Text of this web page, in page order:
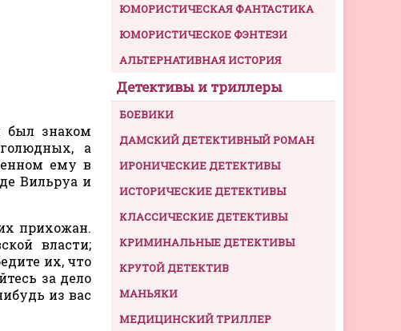
был знаком
а
ему в
Вильруа и
прихожан.
власти;
их, что
за дело
из вас
ЮМОРИСТИЧЕСКАЯ ФАНТАСТИКА
ЮМОРИСТИЧЕСКОЕ ФЭНТЕЗИ
АЛЬТЕРНАТИВНАЯ ИСТОРИЯ
Детективы и триллеры
БОЕВИКИ
ДАМСКИЙ ДЕТЕКТИВНЫЙ РОМАН
ИРОНИЧЕСКИЕ ДЕТЕКТИВЫ
ИСТОРИЧЕСКИЕ ДЕТЕКТИВЫ
КЛАССИЧЕСКИЕ ДЕТЕКТИВЫ
КРИМИНАЛЬНЫЕ ДЕТЕКТИВЫ
КРУТОЙ ДЕТЕКТИВ
МАНЬЯКИ
МЕДИЦИНСКИЙ ТРИЛЛЕР